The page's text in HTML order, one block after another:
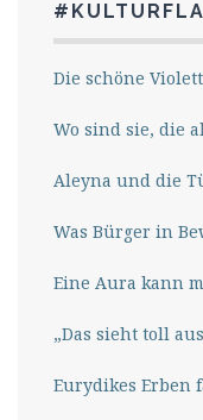
Die schöne
Wo sind sie, die
Aleyna und die
Was Bürger in
Eine Aura kann
„Das sieht toll
Eurydikes Erben